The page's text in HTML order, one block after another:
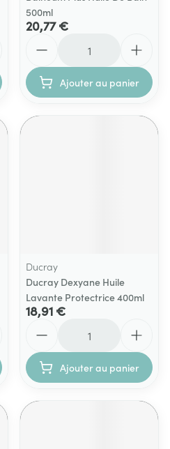
500ml
20,77 €
Ajouter au panier
Ducray
Ducray Dexyane Huile
Lavante Protectrice 400ml
18,91 €
Ajouter au panier